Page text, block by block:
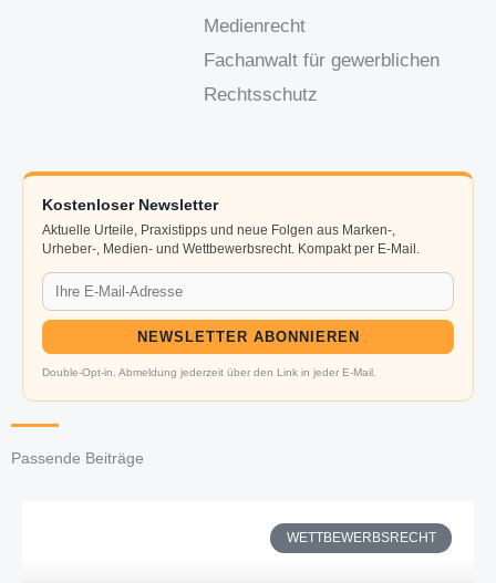
Medienrecht
Fachanwalt für gewerblichen
Rechtsschutz
Kostenloser Newsletter
Aktuelle Urteile, Praxistipps und neue Folgen aus Marken-,
Urheber-, Medien- und Wettbewerbsrecht. Kompakt per E-Mail.
NEWSLETTER ABONNIEREN
Double-Opt-in. Abmeldung jederzeit über den Link in jeder E-Mail.
Passende Beiträge
WETTBEWERBSRECHT